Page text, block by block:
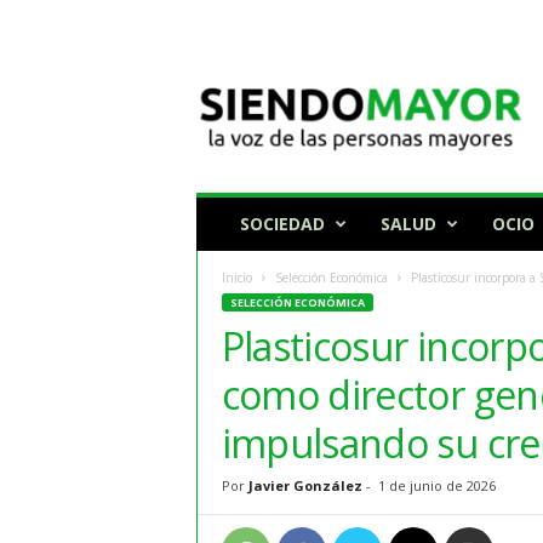
a
SOCIEDAD SALUD OCIO
Inicio Selección Económica Plasticosur incorpora
SELECCIÓN ECONÓMICA
Plasticosur
como director
impulsando su
Por Javier González - 1 de junio de 2026